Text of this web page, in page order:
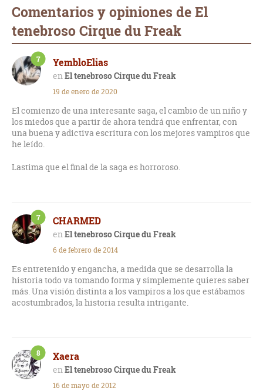
Comentarios y opiniones de El
tenebroso Cirque du Freak
YembloElias
El tenebroso Cirque du Freak
7
19 de enero de 2020
El comienzo de una interesante saga, el cambio de un niño y
los miedos que a partir de ahora tendrá que enfrentar, con
una buena y adictiva escritura con los mejores vampiros que
he leído.
Lastima que el final de la saga es horroroso.
CHARMED
El tenebroso Cirque du Freak
7
6 de febrero de 2014
Es entretenido y engancha, a medida que se desarrolla la
historia todo va tomando forma y simplemente quieres saber
más. Una visión distinta a los vampiros a los que estábamos
acostumbrados, la historia resulta intrigante.
Xaera
El tenebroso Cirque du Freak
8
16 de mayo de 2012